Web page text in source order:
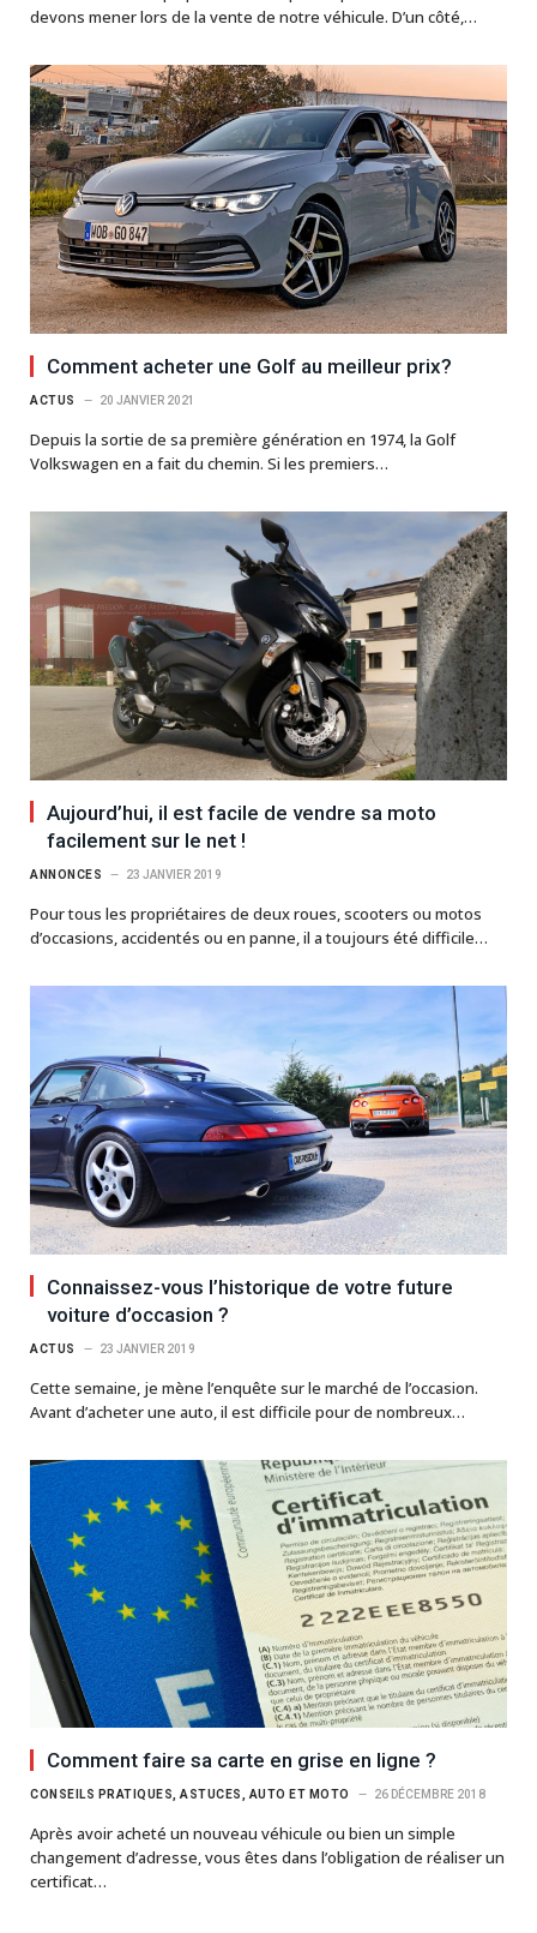
devons mener lors de la vente de notre véhicule. D’un côté,…
Comment acheter une Golf au meilleur prix?
ACTUS 20 JANVIER 2021
Depuis la sortie de sa première génération en 1974, la Golf
Volkswagen en a fait du chemin. Si les premiers…
Aujourd’hui, il est facile de vendre sa moto
facilement sur le net !
ANNONCES 23 JANVIER 2019
Pour tous les propriétaires de deux roues, scooters ou motos
d’occasions, accidentés ou en panne, il a toujours été difficile…
Connaissez-vous l’historique de votre future
voiture d’occasion ?
ACTUS 23 JANVIER 2019
Cette semaine, je mène l’enquête sur le marché de l’occasion.
Avant d’acheter une auto, il est difficile pour de nombreux…
Comment faire sa carte en grise en ligne ?
CONSEILS PRATIQUES, ASTUCES, AUTO ET MOTO 26 DÉCEMBRE 2018
Après avoir acheté un nouveau véhicule ou bien un simple
changement d’adresse, vous êtes dans l’obligation de réaliser un
certificat…